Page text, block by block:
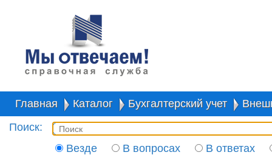
Главная Каталог Бухгалтерский учет
Поиск:
Везде
В вопросах В ответах